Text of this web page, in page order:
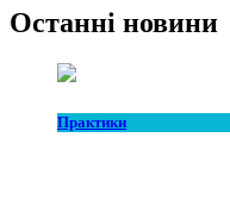
Останні новини
Практики